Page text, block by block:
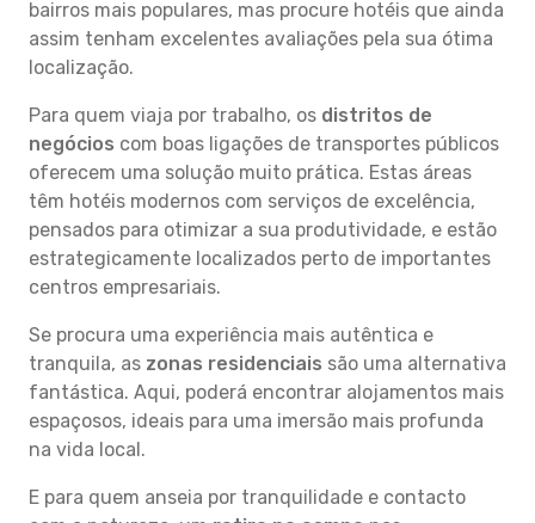
bairros mais populares, mas procure hotéis que ainda
assim tenham excelentes avaliações pela sua ótima
localização.
Para quem viaja por trabalho, os distritos de
negócios com boas ligações de transportes públicos
oferecem uma solução muito prática. Estas áreas
têm hotéis modernos com serviços de excelência,
pensados para otimizar a sua produtividade, e estão
estrategicamente localizados perto de importantes
centros empresariais.
Se procura uma experiência mais autêntica e
tranquila, as zonas residenciais são uma alternativa
fantástica. Aqui, poderá encontrar alojamentos mais
espaçosos, ideais para uma imersão mais profunda
na vida local.
E para quem anseia por tranquilidade e contacto